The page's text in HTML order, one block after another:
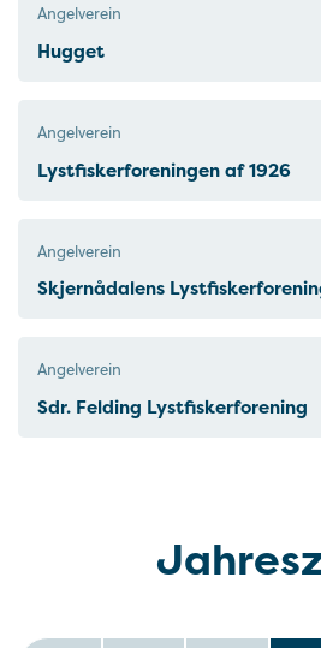
Angelverein
Hugget
Angelverein
Lystfiskerforeningen af 1926
Angelverein
Skjernådalens
Angelverein
Sdr. Felding Lystfiskerforening